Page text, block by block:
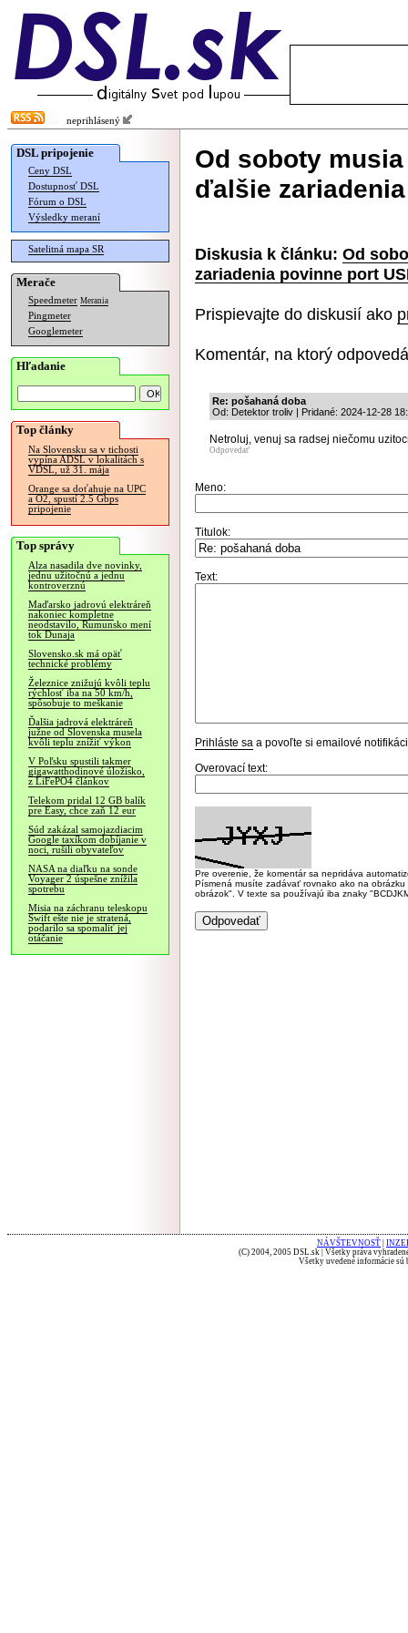
neprihlásený
DSL pripojenie
Ceny DSL
Dostupnosť DSL
Fórum o DSL
Výsledky meraní
Satelitná mapa SR
Merače
Speedmeter Merania
Pingmeter
Googlemeter
Hľadanie
Top články
Na Slovensku sa v tichosti
vypína ADSL v lokalitách s
VDSL, už 31. mája
Orange sa doťahuje na UPC
a O2, spustí 2.5 Gbps
pripojenie
Top správy
Alza nasadila dve novinky,
jednu užitočnú a jednu
kontroverznú
Maďarsko jadrovú elektráreň
nakoniec kompletne
neodstavilo, Rumunsko mení
tok Dunaja
Slovensko.sk má opäť
technické problémy
Železnice znižujú kvôli teplu
rýchlosť iba na 50 km/h,
spôsobuje to meškanie
Ďalšia jadrová elektráreň
južne od Slovenska musela
kvôli teplu znížiť výkon
V Poľsku spustili takmer
gigawatthodinové úložisko,
z LiFePO4 článkov
Telekom pridal 12 GB balík
pre Easy, chce zaň 12 eur
Súd zakázal samojazdiacim
Google taxíkom dobíjanie v
noci, rušili obyvateľov
NASA na diaľku na sonde
Voyager 2 úspešne znížila
spotrebu
Misia na záchranu teleskopu
Swift ešte nie je stratená,
podarilo sa spomaliť jej
otáčanie
Od soboty
ďalšie
Diskusia k článku: Od
zariadenia povinne port
Prispievajte do diskusií ako
Komentár, na ktorý
Re: pošahaná doba
Od: Detektor troliv | Pridané: 2024-12-28
Netroluj, venuj sa radsej niečomu
Odpovedať
Meno:
Titulok:
Text:
Prihláste sa a povoľte si emailové
Overovací text:
Pre overenie, že komentár sa nepridáva
Písmená musíte zadávať rovnako ako na
obrázok". V texte sa používajú iba znaky
NÁVŠTEVNOSŤ
(C) 2004, 2005 DSL.sk | Všetky práva
Všetky uvedené informácie sú